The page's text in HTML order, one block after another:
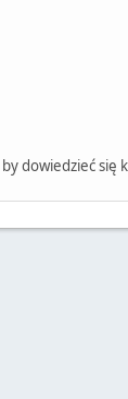
by dowiedzieć się